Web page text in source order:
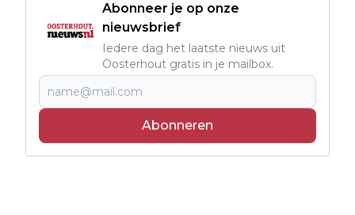
Abonneer je op onze
nieuwsbrief
Iedere dag het laatste nieuws uit
Oosterhout gratis in je mailbox.
Abonneren